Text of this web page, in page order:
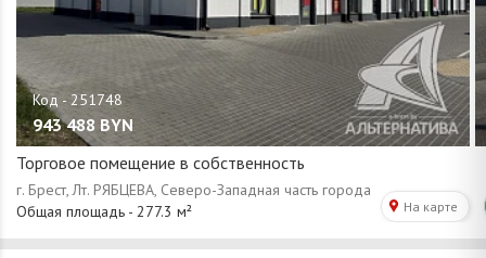
943 488 BYN
Торговое помещение в собственность